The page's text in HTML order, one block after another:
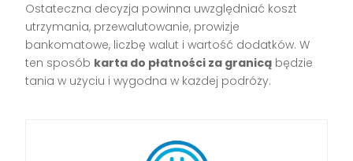
Ostateczna decyzja powinna uwzględniać koszt
utrzymania, przewalutowanie, prowizje
bankomatowe, liczbę walut i wartość dodatków. W
ten sposób karta do płatności za granicą będzie
tania w użyciu i wygodna w każdej podróży.